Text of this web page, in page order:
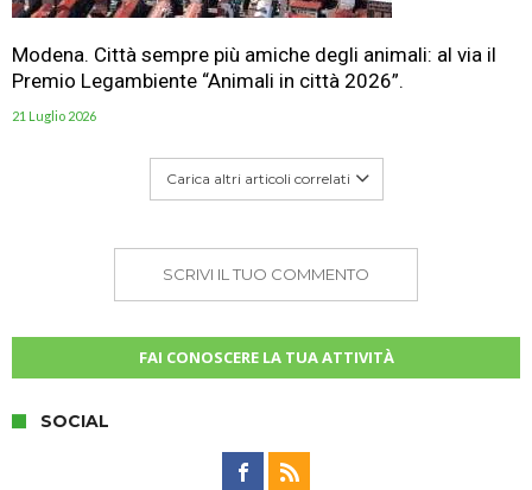
Modena. Città sempre più amiche degli animali: al via il
Premio Legambiente “Animali in città 2026”.
21 Luglio 2026
Carica altri articoli correlati
SCRIVI IL TUO COMMENTO
FAI CONOSCERE LA TUA ATTIVITÀ
SOCIAL